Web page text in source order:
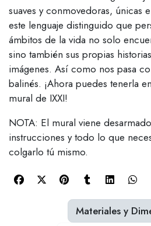
suaves y conmovedoras, únicas
este lenguaje distinguido que
ámbitos de la vida no solo
sino también sus propias
imágenes. Así como nos pasa
balinés. ¡Ahora puedes tenerla
mural de IXXI!
NOTA: El mural viene
instrucciones y todo lo que
colgarlo tú mismo.
Materiales y